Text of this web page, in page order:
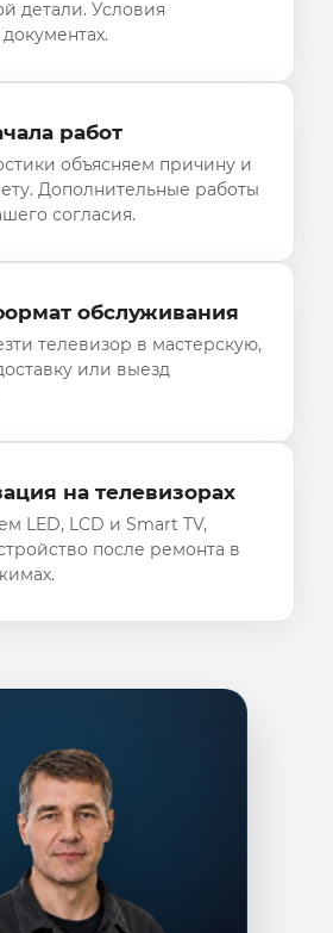
детали. Условия
работ
объясняем причину и
Дополнительные работы
согласия.
обслуживания
телевизор в мастерскую,
или выезд
на телевизорах
LED, LCD и Smart TV,
после ремонта в